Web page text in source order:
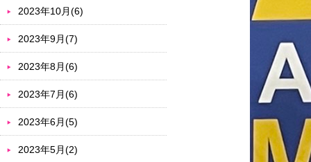
2023年10月(6)
2023年9月(7)
2023年8月(6)
2023年7月(6)
2023年6月(5)
2023年5月(2)